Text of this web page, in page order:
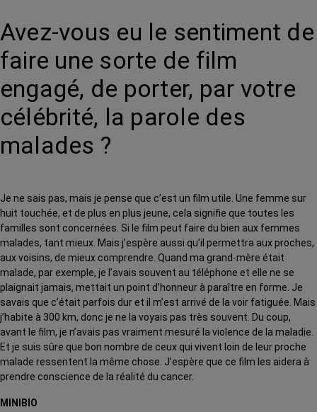
Avez-vous eu le sentiment de
faire une sorte de film
engagé, de porter, par votre
célébrité, la parole des
malades ?
Je ne sais pas, mais je pense que c’est un film utile. Une femme sur
huit touchée, et de plus en plus jeune, cela signifie que toutes les
familles sont concernées. Si le film peut faire du bien aux femmes
malades, tant mieux. Mais j’espère aussi qu’il permettra aux proches,
aux voisins, de mieux comprendre. Quand ma grand-mère était
malade, par exemple, je l’avais souvent au téléphone et elle ne se
plaignait jamais, mettait un point d’honneur à paraître en forme. Je
savais que c’était parfois dur et il m’est arrivé de la voir fatiguée. Mais
j’habite à 300 km, donc je ne la voyais pas très souvent. Du coup,
avant le film, je n’avais pas vraiment mesuré la violence de la maladie.
Et je suis sûre que bon nombre de ceux qui vivent loin de leur proche
malade ressentent la même chose. J’espère que ce film les aidera à
prendre conscience de la réalité du cancer.
MINIBIO